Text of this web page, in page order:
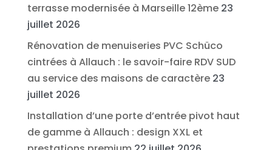
terrasse modernisée à Marseille 12ème 23
juillet 2026
Rénovation de menuiseries PVC Schüco
cintrées à Allauch : le savoir-faire RDV SUD
au service des maisons de caractère 23
juillet 2026
Installation d’une porte d’entrée pivot haut
de gamme à Allauch : design XXL et